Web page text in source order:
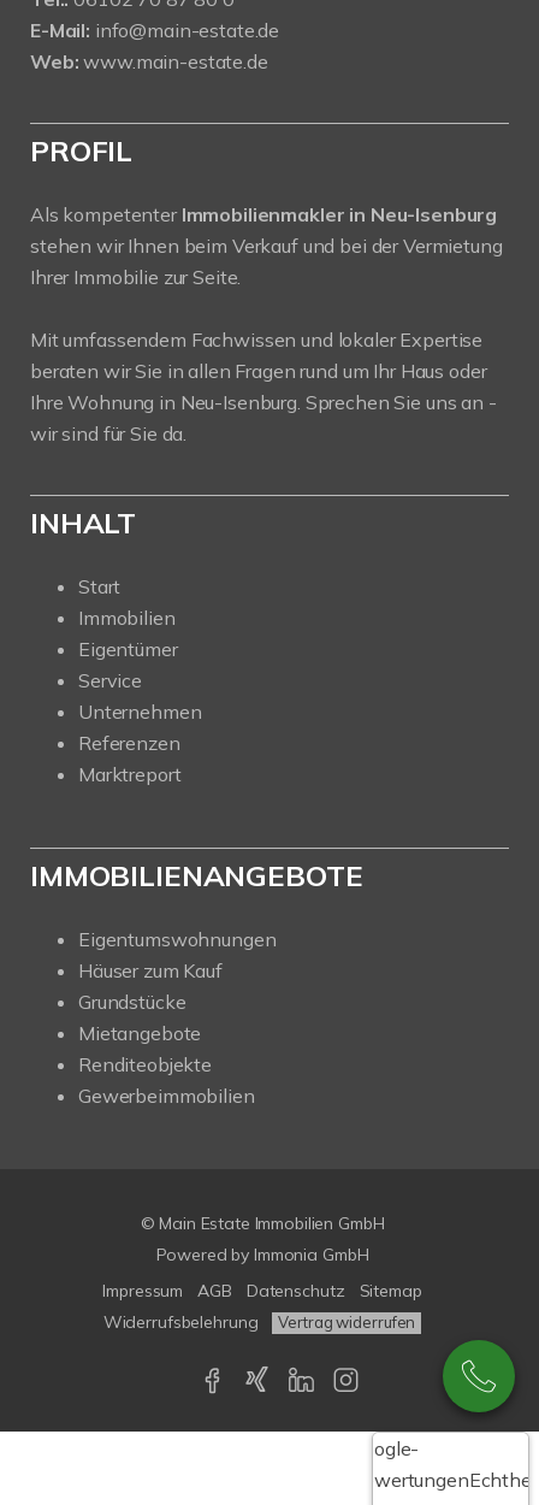
E-Mail: info@main-estate.de
Web: www.main-estate.de
PROFIL
Als kompetenter Immobilienmakler in Neu-Isenburg
stehen wir Ihnen beim Verkauf und bei der Vermietung
Ihrer Immobilie zur Seite.
Mit umfassendem Fachwissen und lokaler Expertise
beraten wir Sie in allen Fragen rund um Ihr Haus oder
Ihre Wohnung in Neu-Isenburg. Sprechen Sie uns an -
wir sind für Sie da.
INHALT
Start
Immobilien
Eigentümer
Service
Unternehmen
Referenzen
Marktreport
IMMOBILIENANGEBOTE
Eigentumswohnungen
Häuser zum Kauf
Grundstücke
Mietangebote
Renditeobjekte
Gewerbeimmobilien
© Main Estate Immobilien GmbH
Powered by Immonia GmbH
Impressum
AGB Datenschutz
Sitemap
Widerrufsbelehrung
Vertrag widerrufen
Google-
Bewertungen